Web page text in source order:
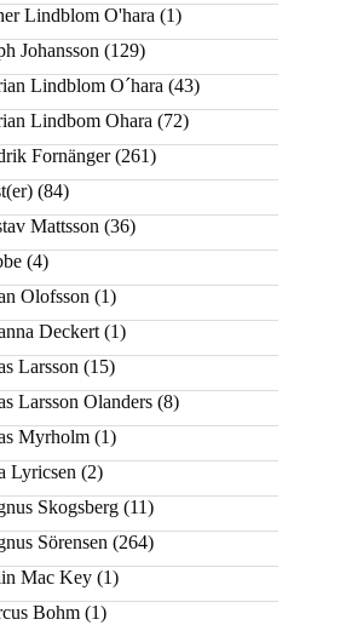
Lindblom O'hara (1)
Johansson (129)
Lindblom O´hara (43)
Lindbom Ohara (72)
Fornänger(261)
(84)
Mattsson (36)
(4)
Olofsson (1)
Deckert (1)
Larsson (15)
Larsson Olanders (8)
Myrholm (1)
Lyricsen (2)
Skogsberg (11)
Sörensen (264)
Mac Key (1)
Bohm (1)